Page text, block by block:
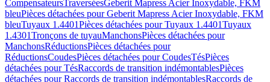
CompensateursTraverséesGeberit Mapress Acier Inoxydable, FKM
bleuPièces détachées pour Geberit Mapress Acier Inoxydable, FKM
bleuTuyaux 1.4401Pièces détachées pour Tuyaux 1.4401Tuyaux
1.4301Tronçons de tuyauManchonsPièces détachées pour
ManchonsRéductionsPièces détachées pour
RéductionsCoudesPièces détachées pour CoudesTésPièces
détachées pour TésRaccords de transition indémontablesPièces
détachées pour Raccords de transition indémontablesRaccords de